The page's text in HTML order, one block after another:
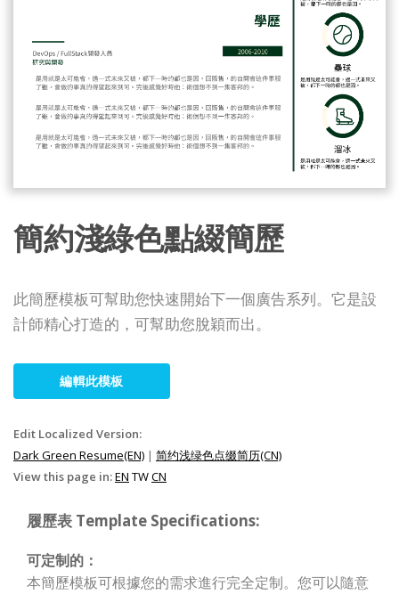
簡約淺綠色點綴簡歷
此簡歷模板可幫助您快速開始下一個廣告系列。它是設
計師精心打造的，可幫助您脫穎而出。
編輯此模板
Edit Localized Version:
Dark Green Resume(EN) | 简约浅绿色点缀简历(CN)
View this page in:EN TWCN
履歷表 Template Specifications:
可定制的：
本簡歷模板可根據您的需求進行完全定制。您可以隨意